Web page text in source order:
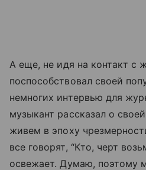
А еще, не идя на контакт с
поспособствовал своей
немногих интервью для
музыкант рассказал о
живем в эпоху
все говорят, “Кто, черт
освежает. Думаю, поэтому